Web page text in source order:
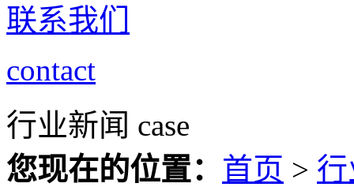
联系我们
contact
行业新闻 case
您现在的位置： 首页 >